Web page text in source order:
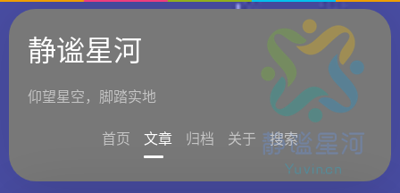
静谧星河
仰望星空，脚踏实地
首页
文章 归档 关于 搜索